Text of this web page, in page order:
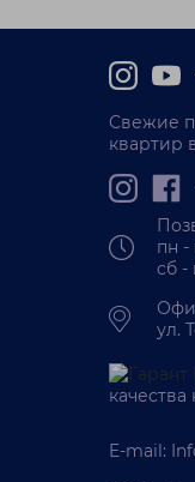
Свежие
квартир
пн -
сб -
ул.
E-mail: